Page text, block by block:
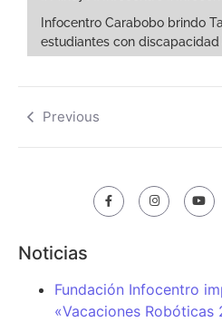
Infocentro Carabobo brindo
estudiantes con discapacidad
Previous
Noticias
Fundación Infocentro
«Vacaciones Robóticas